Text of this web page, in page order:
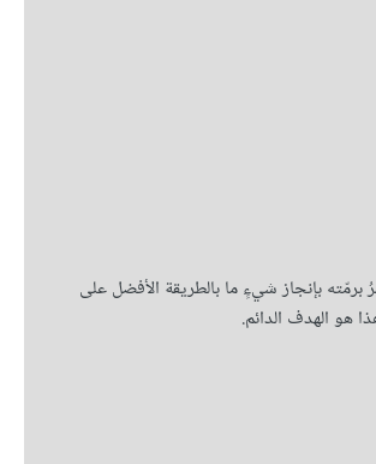
برمّته بإنجاز شيءٍ ما بالطريقة الأفضل على
هو الهدف الدائم.